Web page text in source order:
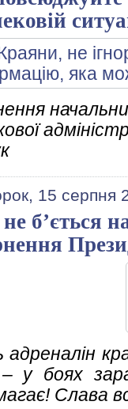
15 серпня
б’ється
адреналін
у боях
Слава